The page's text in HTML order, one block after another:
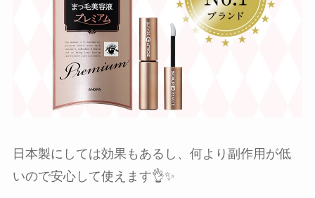
日本製にしては効果もあるし、何より副作用が低
いので安心して使えます👌✨